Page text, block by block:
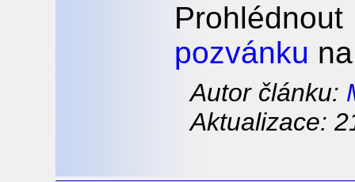
pozvánku
Autor článku:
Aktualizace: